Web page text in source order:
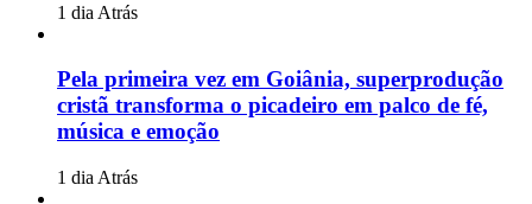
1 dia Atrás
Pela primeira vez em Goiânia, superprodução
cristã transforma o picadeiro em palco de fé,
música e emoção
1 dia Atrás